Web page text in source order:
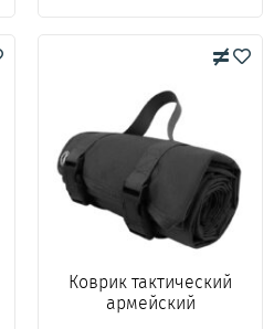
Коврик тактический
армейский